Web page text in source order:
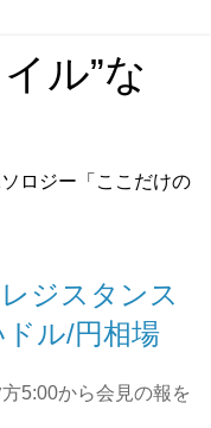
ル”な
ロジー「ここだけの
ジスタンス
ル/円相場
5:00から会見の報を